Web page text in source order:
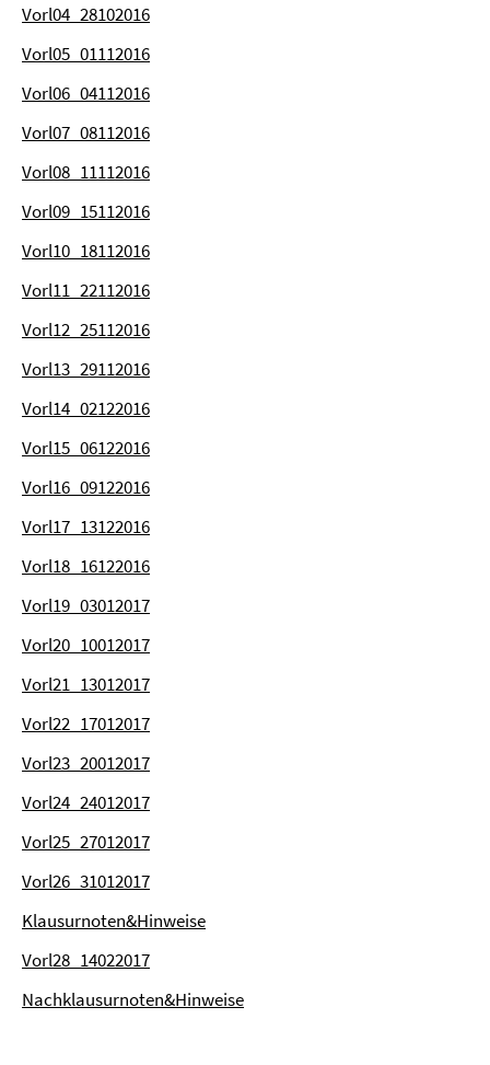
Vorl04_28102016
Vorl05_01112016
Vorl06_04112016
Vorl07_08112016
Vorl08_11112016
Vorl09_15112016
Vorl10_18112016
Vorl11_22112016
Vorl12_25112016
Vorl13_29112016
Vorl14_02122016
Vorl15_06122016
Vorl16_09122016
Vorl17_13122016
Vorl18_16122016
Vorl19_03012017
Vorl20_10012017
Vorl21_13012017
Vorl22_17012017
Vorl23_20012017
Vorl24_24012017
Vorl25_27012017
Vorl26_31012017
Klausurnoten&Hinweise
Vorl28_14022017
Nachklausurnoten&Hinweise